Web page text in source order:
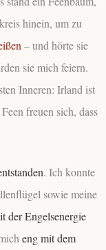
hinein, um zu
– und hörte sie
sie mich feiern.
Inneren: Irland ist
freuen sich, dass
. Ich konnte
sowie meine
der Engelsenergie
eng mit dem